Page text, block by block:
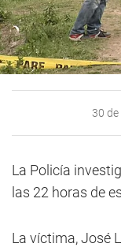
30
La Policía
las 22 horas de
La víctima, José